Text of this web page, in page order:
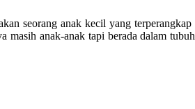
seorang anak kecil yang terperangkap
anak-anak tapi berada dalam